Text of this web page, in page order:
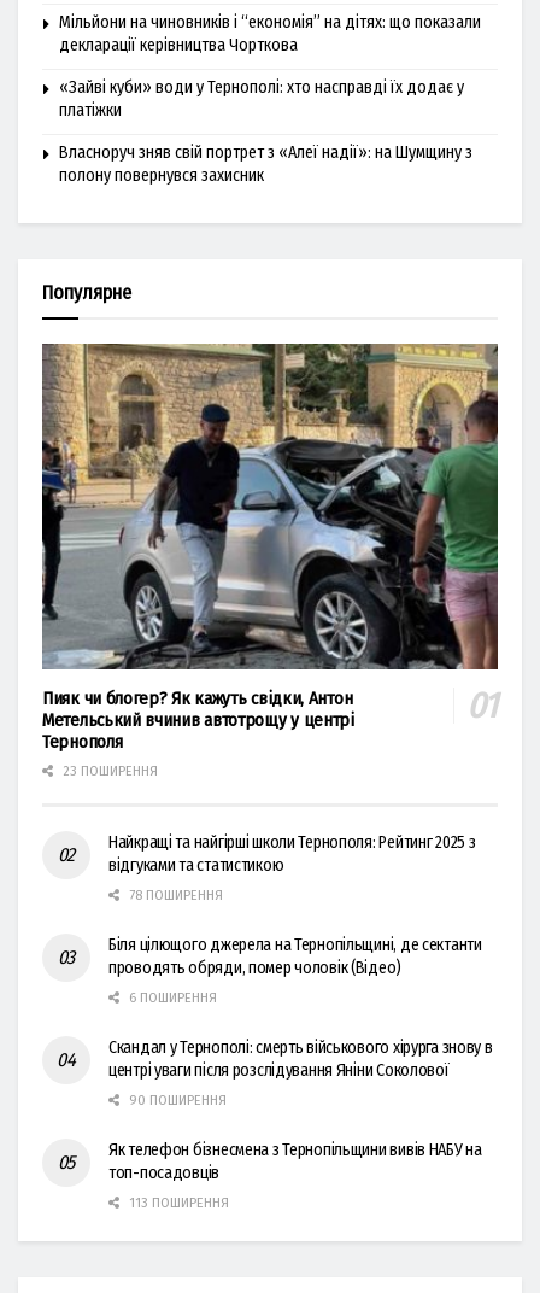
Мільйони на чиновників і “економія” на дітях: що показали
декларації керівництва Чорткова
«Зайві куби» води у Тернополі: хто насправді їх додає у
платіжки
Власноруч зняв свій портрет з «Алеї надії»: на Шумщину з
полону повернувся захисник
Популярне
Пияк чи блогер? Як кажуть свідки, Антон
Метельський вчинив автотрощу у центрі
Тернополя
23 ПОШИРЕННЯ
Найкращі та найгірші школи Тернополя: Рейтинг 2025 з
відгуками та статистикою
78 ПОШИРЕННЯ
Біля цілющого джерела на Тернопільщині, де сектанти
проводять обряди, помер чоловік (Відео)
6 ПОШИРЕННЯ
Скандал у Тернополі: смерть військового хірурга знову в
центрі уваги після розслідування Яніни Соколової
90 ПОШИРЕННЯ
Як телефон бізнесмена з Тернопільщини вивів НАБУ на
топ-посадовців
113 ПОШИРЕННЯ